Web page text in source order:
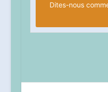
Dites-nous